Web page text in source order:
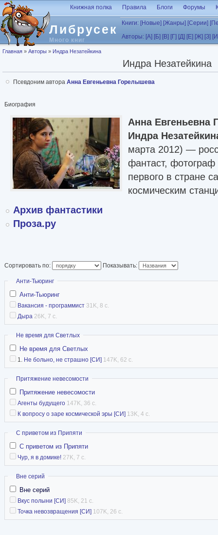
Перейти к основному содержанию
Либрусек
Много книг
Книжная полка Правила Блоги Форумы
Книги: [Новые] [Жанры] [Серии]
Авторы: [А] [Б] [В] [Г] [Д] [Е] [Ж] [З]
Вы здесь
Главная » Авторы » Индра Незатейкина
Индра Незатейкина
Псевдоним автора Анна Евгеньевна Горелышева
Биография
Анна Евгеньевна
Индра
марта 2012) —
фантаст, фотограф
первого в стране
космическим
Архив фантастики
Проза.ру
Сортировать по: Показывать:
Скрыть
Анти-Тьюринг
Анти-Тьюринг
Вакансия - программист 31K, 8 с.
Дыра 26K, 7 с.
Скрыть
Не время для Светлых
Не время для Светлых
1. Не больно, не страшно [СИ] 147K, 62 с.
Скрыть
Притяжение невесомости
Притяжение невесомости
Агенты будущего 147K, 36 с.
К вопросу о заре космической эры [СИ] 13K, 4 с.
Скрыть
С приветом из Припяти
С приветом из Припяти
Чур, я в домике! 27K, 7 с.
Скрыть
Вне серий
Вне серий
Вкус полыни [СИ] 85K, 21 с.
Точка невозвращения [СИ] 107K, 26 с.